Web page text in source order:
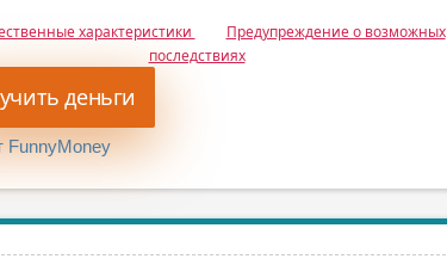
характеристики
Предупреждение о возможных
последствиях
деньги
FunnyMoney